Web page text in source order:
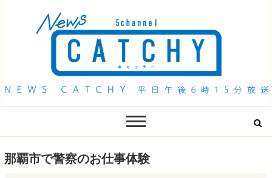
QAB NEWS Headline
那覇市で警察のお仕事体験